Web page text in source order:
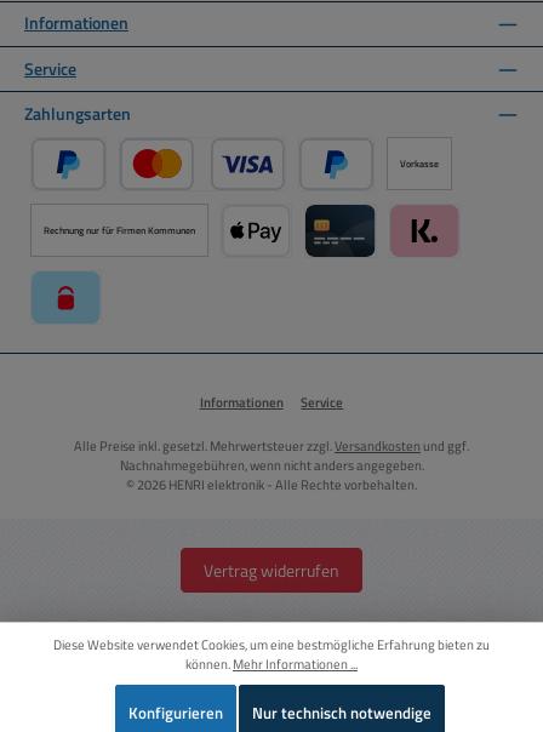
Informationen
Service
Zahlungsarten
PayPal Kredit- oder Debitkarte über PayPal
Später Bezahlen über PayPal
Vorkasse
Rechnung nur für Firmen Kommunen
Informationen Service
Alle Preise inkl. gesetzl. Mehrwertsteuer zzgl.Versandkosten und ggf.
Nachnahmegebühren, wenn nicht anders angegeben.
© 2026 HENRI elektronik - Alle Rechte vorbehalten.
Vertrag widerrufen
Diese Website verwendet Cookies, um eine bestmögliche Erfahrung bieten zu
können.Mehr Informationen ...
Nur technisch notwendige
Konfigurieren